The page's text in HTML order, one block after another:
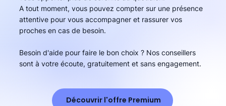
A tout moment, vous pouvez compter sur une présence
attentive pour vous accompagner et rassurer vos
proches en cas de besoin.
Besoin d'aide pour faire le bon choix ? Nos conseillers
sont à votre écoute, gratuitement et sans engagement.
Découvrir l'offre Premium